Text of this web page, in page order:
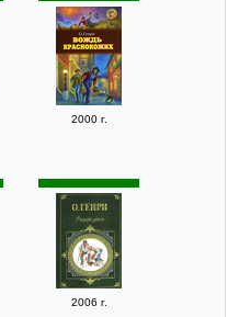
2000 г.
2006 г.